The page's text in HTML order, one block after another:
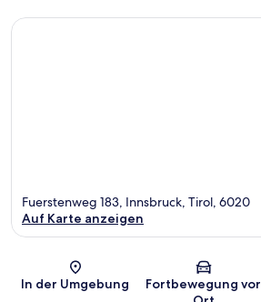
Karte
Fuerstenweg 183, Innsbruck, Tirol, 6020
Auf Karte anzeigen
In der Umgebung
Fortbewegung vor